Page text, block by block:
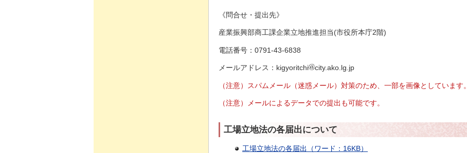
《問合せ・提出先》
産業振興部商工課企業立地推進担当(市役所本庁2階)
電話番号：0791-43-6838
メールアドレス：kigyoritchi city.ako.lg.jp
（注意）スパムメール（迷惑メール）対策のため、一部を画像としています。
（注意）メールによるデータでの提出も可能です。
工場立地法の各届出について
工場立地法の各届出（ワード：16KB）